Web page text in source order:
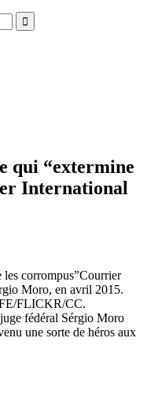
qui “extermine
International
corrompus”Courrier
Moro, en avril 2015.
FLICKR/CC.
fédéral Sérgio Moro
une sorte de héros aux